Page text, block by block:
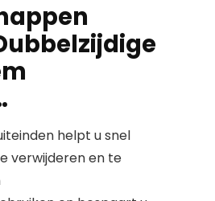
helpt u snel
verwijderen en te